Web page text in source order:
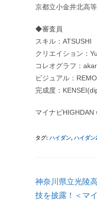
京都立小金井北高
◆審査員
スキル：ATSUSHI
クリエイション：
コレオグラフ：
ビジュアル：
完成度：
マイナビHIGHDAN
タグ: ハイダン, ハイダン
そ
の
他
神奈川県立光陵
技を披露！＜マ